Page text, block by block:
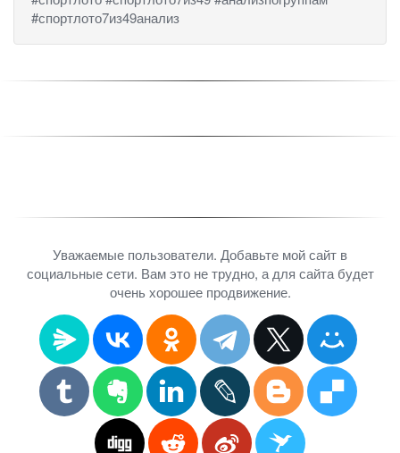
#спортлото7из49анализ
Уважаемые пользователи. Добавьте мой сайт в
социальные сети. Вам это не трудно, а для сайта будет
очень хорошее продвижение.